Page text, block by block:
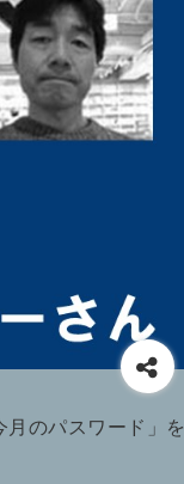
のパスワード」を